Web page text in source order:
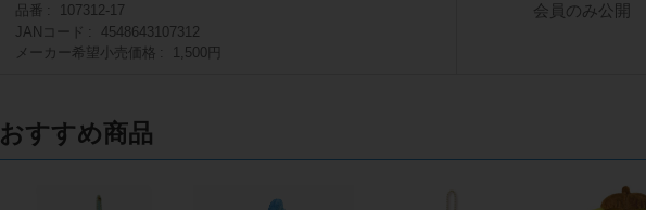
品番
107312-17
JANコード
4548643107312
メーカー希望小売価格
1,500円
会員のみ公開
おすすめ商品